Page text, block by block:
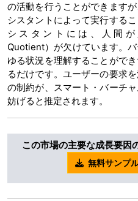
の活動を行うことができます
シスタントによって実行する
シスタントには、人間が
Quotient）が欠けています。
ゆる状況を理解することがで
るだけです。ユーザーの要求
の制約が、スマート・バーチ
妨げると推定されます。
この市場の主要な成長要因
無料サンプ